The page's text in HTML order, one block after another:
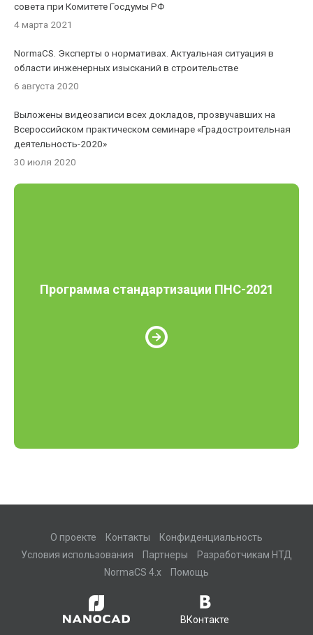
совета при Комитете Госдумы РФ
4 марта 2021
NormaCS. Эксперты о нормативах. Актуальная ситуация в
области инженерных изысканий в строительстве
6 августа 2020
Выложены видеозаписи всех докладов, прозвучавших на
Всероссийском практическом семинаре «Градостроительная
деятельность-2020»
30 июля 2020
Программа стандартизации ПНС-2021
О проекте Контакты
Конфиденциальность
Условия использования
Партнеры
Разработчикам НТД
NormaCS 4.x
Помощь
ВКонтакте